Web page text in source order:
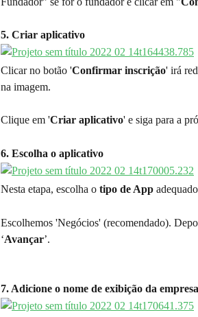
5. Criar aplicativo
Clicar no botão 'Confirmar inscrição' irá
na imagem.
Clique em 'Criar aplicativo' e siga para a
6. Escolha o aplicativo
Nesta etapa, escolha o tipo de App
Escolhemos 'Negócios' (recomendado).
‘Avançar’.
7. Adicione o nome de exibição da empresa